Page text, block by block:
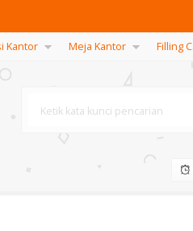
Kantor Meja Kantor Filling